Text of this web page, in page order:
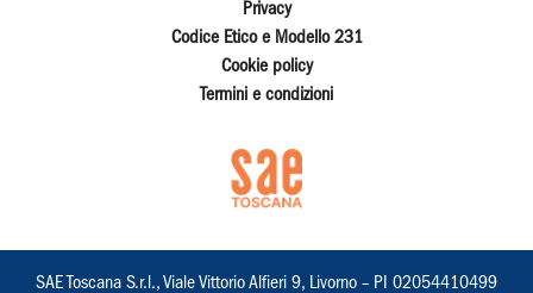
Privacy
Codice Etico e Modello 231
Cookie policy
Termini e condizioni
SAE Toscana S.r.l., Viale Vittorio Alfieri 9, Livorno – PI 02054410499